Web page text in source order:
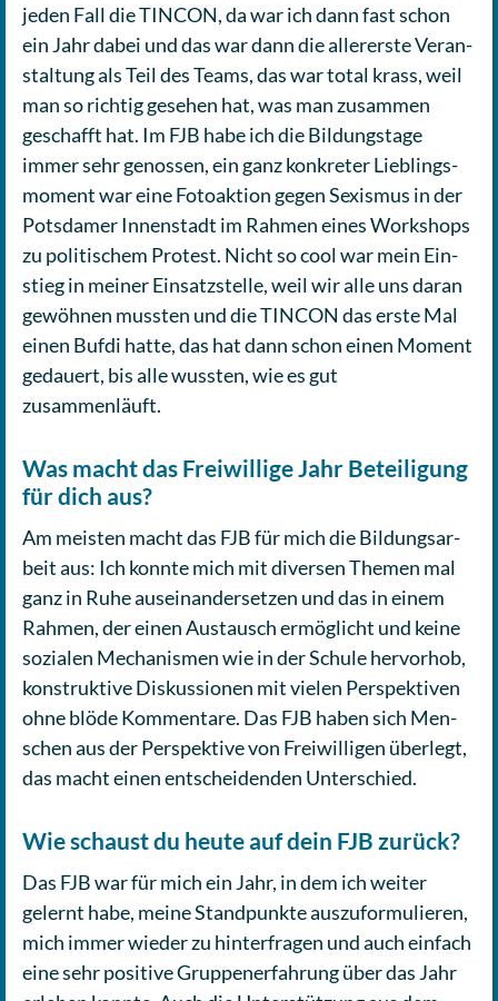
jeden Fall die TINCON, da war ich dann fast schon
ein Jahr dabei und das war dann die aller­ers­te Ver­an­
stal­tung als Teil des Teams, das war total krass, weil
man so richtig gesehen hat, was man zusam­men
geschafft hat. Im FJB habe ich die Bil­dungs­ta­ge
immer sehr genos­sen, ein ganz kon­kre­ter Lieb­lings­
mo­ment war eine Foto­ak­ti­on gegen Sexis­mus in der
Pots­da­mer Innen­stadt im Rahmen eines Work­shops
zu poli­ti­schem Protest. Nicht so cool war mein Ein­
stieg in meiner Ein­satz­stel­le, weil wir alle uns daran
gewöh­nen mussten und die TINCON das erste Mal
einen Bufdi hatte, das hat dann schon einen Moment
gedau­ert, bis alle wussten, wie es gut
zusammenläuft.
Was macht das Freiwillige Jahr Beteiligung
für dich aus?
Am meisten macht das FJB für mich die Bil­dungs­ar­
beit aus: Ich konnte mich mit diver­sen Themen mal
ganz in Ruhe aus­ein­an­der­set­zen und das in einem
Rahmen, der einen Aus­tausch ermög­licht und keine
sozia­len Mecha­nis­men wie in der Schule her­vor­hob,
kon­struk­ti­ve Dis­kus­sio­nen mit vielen Per­spek­ti­ven
ohne blöde Kom­men­ta­re. Das FJB haben sich Men­
schen aus der Per­spek­ti­ve von Frei­wil­li­gen über­legt,
das macht einen ent­schei­den­den Unterschied.
Wie schaust du heute auf dein FJB zurück?
Das FJB war für mich ein Jahr, in dem ich weiter
gelernt habe, meine Stand­punk­te aus­zu­for­mu­lie­ren,
mich immer wieder zu hin­ter­fra­gen und auch einfach
eine sehr posi­ti­ve Grup­pen­er­fah­rung über das Jahr